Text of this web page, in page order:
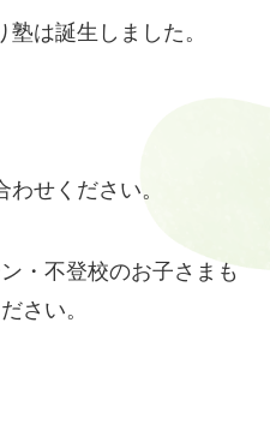
は誕生しました。
せください。
・不登校のお子さまも
さい。